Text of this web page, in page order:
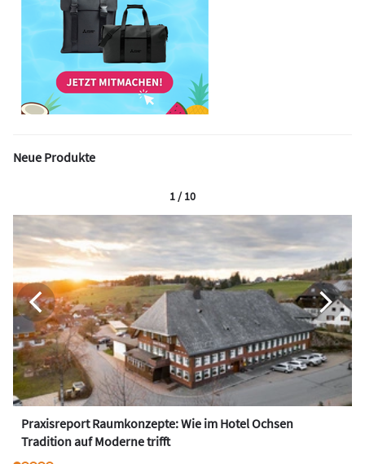
Neue Produkte
Praxisreport Raumkonzepte: Wie im Hotel Ochsen
Tradition auf Moderne trifft
1 / 10